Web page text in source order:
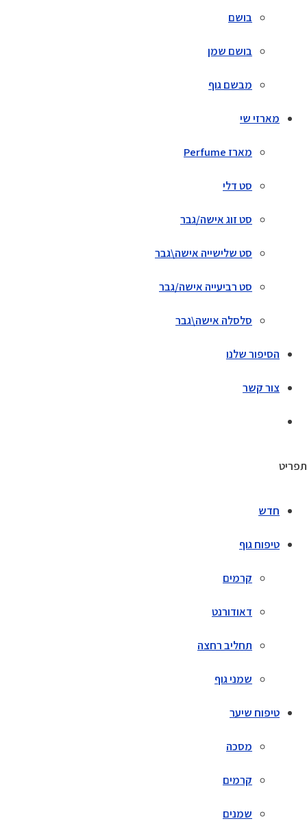
בושם
בושם שמן
מבשם גוף
מארזי שי
מארז Perfume
סט דלי
סט זוג אישה/גבר
סט שלישייה אישה\גבר
סט רביעייה אישה/גבר
סלסלה אישה\גבר
הסיפור שלנו
צור קשר
תפריט
חדש
טיפוח גוף
קרמים
דאודורנט
תחליב רחצה
שמני גוף
טיפוח שיער
מסכה
קרמים
שמנים